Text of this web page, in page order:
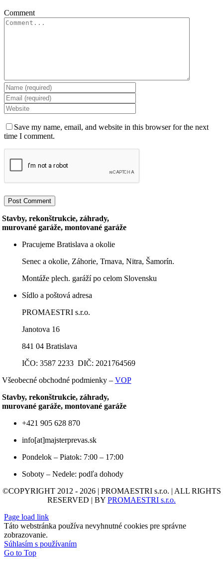
Comment
Save my name, email, and website in this browser for the next
time I comment.
Stavby, rekonštrukcie, záhrady,
murované garáže, montované garáže
Pracujeme Bratislava a okolie
Senec a okolie, Záhorie, Trnava, Nitra, Šamorín.
Montáže plech. garáží po celom Slovensku
Sídlo a poštová adresa
PROMAESTRI s.r.o.
Janotova 16
841 04 Bratislava
IČO: 3587 2233 DIČ: 2021764569
Všeobecné obchodné podmienky – VOP
Stavby, rekonštrukcie, záhrady,
murované garáže, montované garáže
+421 905 628 870
info[at]majsterprevas.sk
Pondelok – Piatok: 7:00 – 17:00
Soboty – Nedele: podľa dohody
©COPYRIGHT 2012 - 2026 | PROMAESTRI s.r.o. | ALL RIGHTS
RESERVED | BY PROMAESTRI s.r.o.
Page load link
Táto webstránka používa nevyhnutné cookies pre správne
zobrazovanie.
Súhlasím s používaním
Go to Top